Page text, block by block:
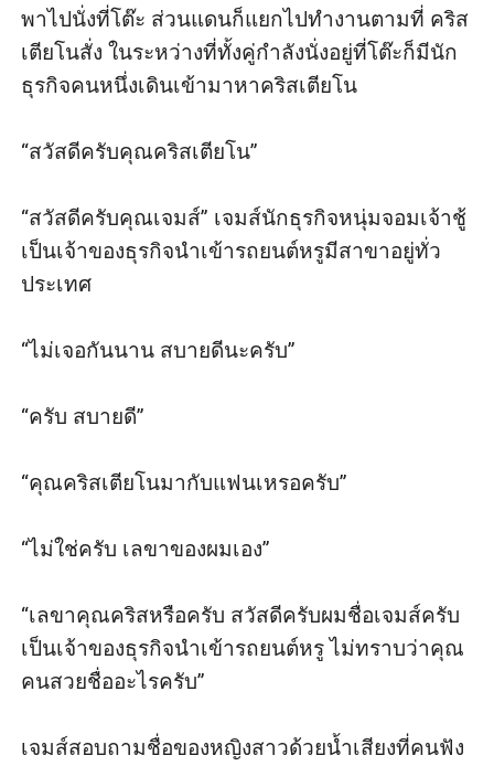
พาไปนั่งที่โต๊ะ ส่วนแดนก็แยกไปทำงานตามที่ คริส
เตียโนสั่ง ในระหว่างที่ทั้งคู่กำลังนั่งอยู่ที่โต๊ะก็มีนัก
ธุรกิจคนหนึ่งเดินเข้ามาหาคริสเตียโน
“สวัสดีครับคุณคริสเตียโน”
“สวัสดีครับคุณเจมส์” เจมส์นักธุรกิจหนุ่มจอมเจ้าชู้
เป็นเจ้าของธุรกิจนำเข้ารถยนต์หรูมีสาขาอยู่ทั่ว
ประเทศ
“ไม่เจอกันนาน สบายดีนะครับ”
“ครับ สบายดี”
“คุณคริสเตียโนมากับแฟนเหรอครับ”
“ไม่ใช่ครับ เลขาของผมเอง”
“เลขาคุณคริสหรือครับ สวัสดีครับผมชื่อเจมส์ครับ
เป็นเจ้าของธุรกิจนำเข้ารถยนต์หรู ไม่ทราบว่าคุณ
คนสวยชื่ออะไรครับ”
เจมส์สอบถามชื่อของหญิงสาวด้วยน้ำเสียงที่คนฟัง